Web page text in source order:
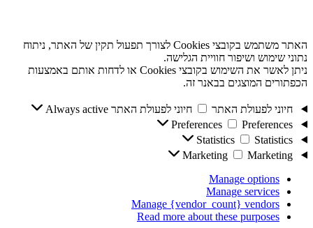
האתר משתמש בקובצי Cookies לצורך תפעול תקין של האתר, ניתוח
נתוני שימוש ושיפור חוויית הגלישה.
ניתן לאשר את השימוש בקובצי Cookies או לדחות אותם באמצעות
הכפתורים המוצגים בבאנר זה.
חיוני לפעולת האתר חיוני לפעולת האתר Always active
Preferences
Preferences
Statistics
Statistics
Marketing
Marketing
Manage options
Manage services
Manage {vendor_count} vendors
Read more about these purposes